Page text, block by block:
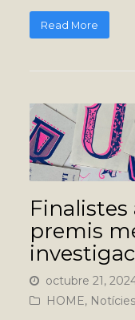
Read More
Finalistes
premis
octubre 21,
HOME, Notícies